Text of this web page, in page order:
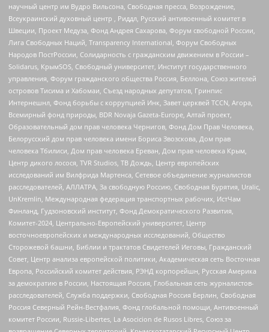
научный центр им Вудро Вильсона, Свободная пресса, Возрождение,
Всеукраинский духовный центр , Риддл, Русский антивоенный комитет в
Швеции, Проект Медуза, Фонд Андрея Сахарова, Форум свободной России,
Лига Свободных Наций, Transparеncy International, Форум Свободных
Народов ПостРоссии, Солидарность с гражданским движением в России –
Solidarus, КрымSOS, Свободный университет, Институт государственного
управления, Форум гражданского общества Россия, Беллона, Союз жителей
островов Тисима и Хабомаи, Съезд народных депутатов, Гринпис
Интернешнл, Фонд борьбы с коррупцией Инк, Завет церквей TCCN, Агора,
Всемирный фонд природы, BDR Novaja Gazeta-Europe, Алтай проект,
Образовательный дом прав человека Чернигов, Фонд Дом Прав Человека,
Белорусский дом прав человека имени Бориса Звозскова, Дом прав
человека Тбилиси, Дом прав человека Ереван, Дом прав человека Крым,
Центр дикого лосося, TVR Studios, ТВ Дождь, Центр европейских
исследований им Вилфрида Мартенса, Сетевое объединение журналистов
расследователей, АЛЛАТРА, За свободную Россию, Свободная Бурятия, Uralic,
UnKremlin, Международная федерация транспортных рабочих, ИстЧам
Финланд, Гудзоновский институт, Фонд Демократического Развития,
Комитет-2024, Центрально-Европейский университет, Центр
восточноевропейских и международных исследований, Общество
Сторожевой башни, Библии и трактатов Свидетелей Иеговы, Гражданский
Совет, Центр анализа европейской политики, Академическая сеть Восточная
Европа, Российский комитет действия, РЭНД корпорейшн, Русская Америка
за демократию в России, Настоящая Россия, Глобальная сеть журналистов-
расследователей, Служба поддержки, Свободная Россия Берлин, Свободная
Россия Северный Рейн-Вестфалия, Фонд глобальной помощи, Антивоенный
комитет России, Russie-Libertes, La Asocicion de Rusos Libres, Союз за